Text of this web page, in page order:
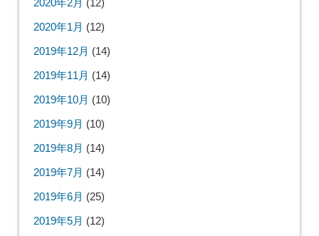
2020年11月(7)
2020年10月(7)
2020年9月(6)
2020年8月(6)
2020年7月(9)
2020年6月 (8)
2020年5月 (6)
2020年4月 (15)
2020年3月 (10)
2020年2月 (12)